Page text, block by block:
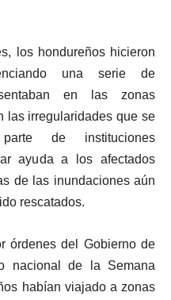
los hondureños hicieron
una serie de
en las zonas
las irregularidades que se
de instituciones
ayuda a los afectados
de las inundaciones aún
rescatados.
órdenes del Gobierno de
nacional de la Semana
habían viajado a zonas